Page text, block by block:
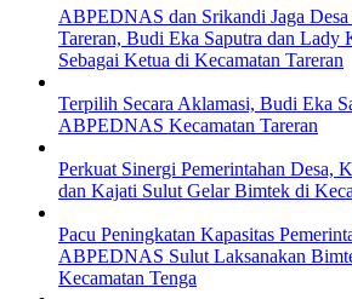
ABPEDNAS dan Srikandi Jaga
Tareran, Budi Eka Saputra dan Lady
Sebagai Ketua di Kecamatan Tareran
Terpilih Secara Aklamasi, Budi Eka
ABPEDNAS Kecamatan Tareran
Perkuat Sinergi Pemerintahan Desa,
dan Kajati Sulut Gelar Bimtek di
Pacu Peningkatan Kapasitas
ABPEDNAS Sulut Laksanakan
Kecamatan Tenga